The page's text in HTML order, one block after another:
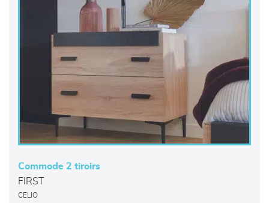
Commode 2 tiroirs
FIRST
CELIO